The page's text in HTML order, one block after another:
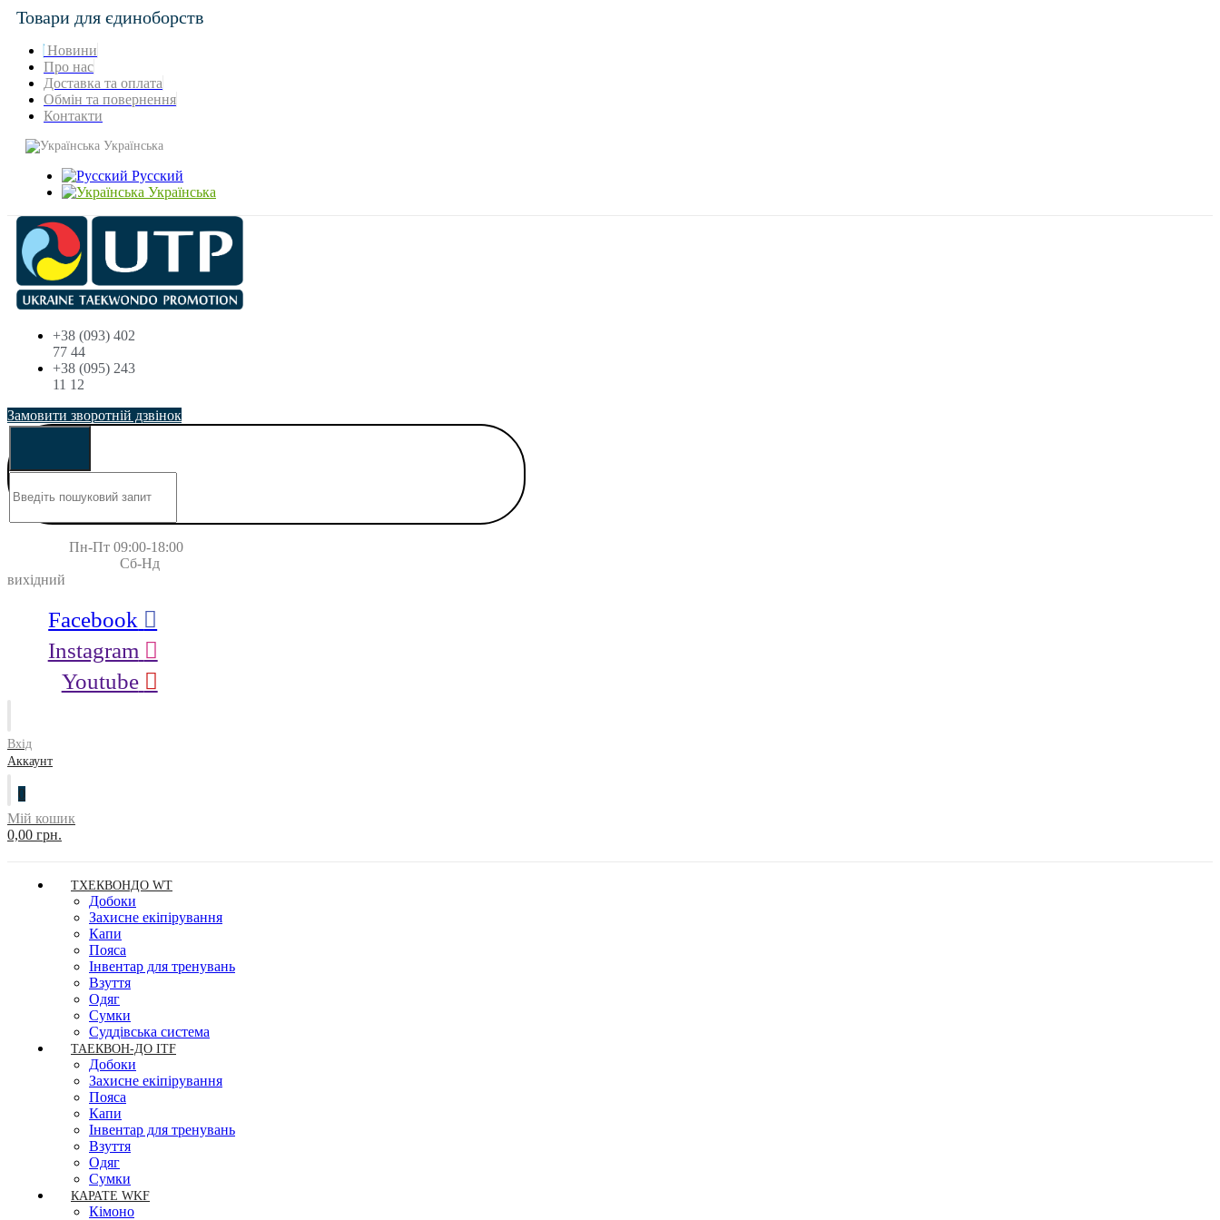
Товари для єдиноборств
Новини
Про нас
Доставка та оплата
Обмін та повернення
Контакти
Українська
Русский
Українська
+38 (093) 402
77 44
+38 (095) 243
11 12
Замовити зворотній дзвінок
Пн-Пт 09:00-18:00
Сб-Нд
вихідний
Facebook
Instagram
Youtube
Вхід
Аккаунт
0
Мій кошик
0,00 грн.
ТХЕКВОНДО WT
Добоки
Захисне екіпірування
Капи
Пояса
Інвентар для тренувань
Взуття
Одяг
Сумки
Суддівська система
ТАЕКВОН-ДО ITF
Добоки
Захисне екіпірування
Пояса
Капи
Інвентар для тренувань
Взуття
Одяг
Сумки
КАРАТЕ WKF
Кімоно